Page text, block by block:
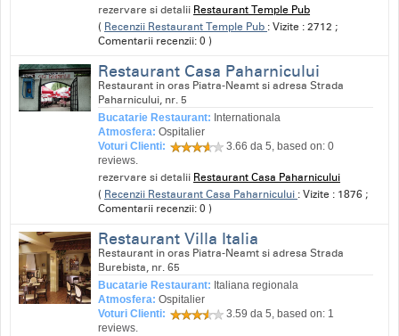
rezervare si detalii Restaurant Temple Pub
( Recenzii Restaurant Temple Pub : Vizite : 2712 ;
Comentarii recenzii: 0 )
Restaurant Casa Paharnicului
Restaurant in oras Piatra-Neamt si adresa Strada
Paharnicului, nr. 5
Bucatarie Restaurant: Internationala
Atmosfera:Ospitalier
Voturi Clienti:
3.66 da 5, based on:0
reviews.
rezervare si detalii Restaurant Casa Paharnicului
( Recenzii Restaurant Casa Paharnicului : Vizite : 1876 ;
Comentarii recenzii: 0 )
Restaurant Villa Italia
Restaurant in oras Piatra-Neamt si adresa Strada
Burebista, nr. 65
Bucatarie Restaurant: Italiana regionala
Atmosfera:Ospitalier
Voturi Clienti:
3.59 da 5, based on: 1
reviews.